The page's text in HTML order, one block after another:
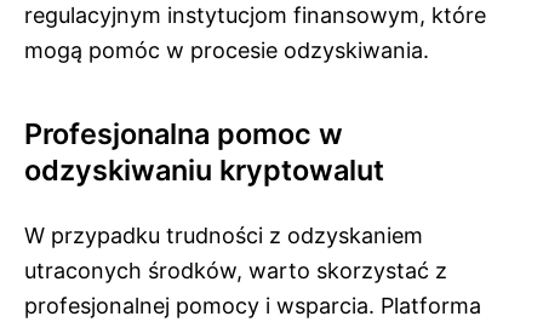
regulacyjnym instytucjom finansowym, które
mogą pomóc w procesie odzyskiwania.
Profesjonalna pomoc w
odzyskiwaniu kryptowalut
W przypadku trudności z odzyskaniem
utraconych środków, warto skorzystać z
profesjonalnej pomocy i wsparcia. Platforma